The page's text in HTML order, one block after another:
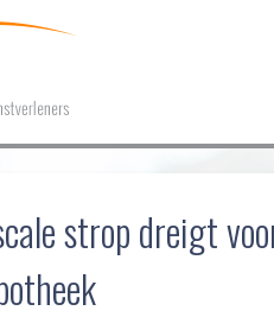
strop dreigt